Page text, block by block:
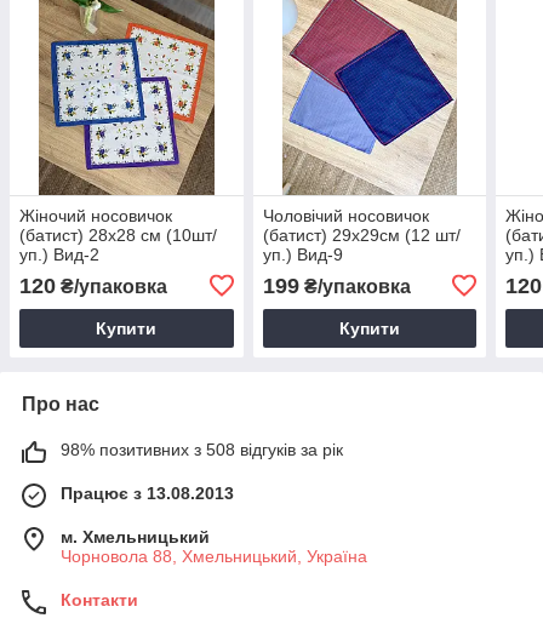
Жіночий носовичок
(батист) 28х28 см (10шт/
уп.) Вид-2
120 ₴/упаковка
Купити
Чоловічий носовичок
(батист) 29х29см (12 шт/
уп.) Вид-9
199₴/упаковка
Купити
уп.)
120
Про нас
98% позитивних з 508 відгуків за рік
Працює з 13.08.2013
м. Хмельницький
Чорновола 88, Хмельницький, Україна
Контакти